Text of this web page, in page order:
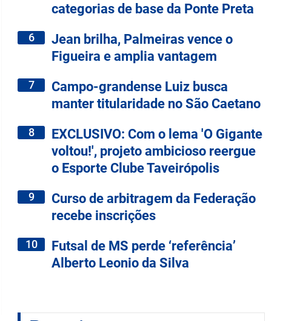
categorias de base da Ponte Preta
6
Jean brilha, Palmeiras vence o
Figueira e amplia vantagem
7
Campo-grandense Luiz busca
manter titularidade no São Caetano
8
EXCLUSIVO: Com o lema 'O Gigante
voltou!', projeto ambicioso reergue
o Esporte Clube Taveirópolis
9
Curso de arbitragem da Federação
recebe inscrições
10
Futsal de MS perde ‘referência’
Alberto Leonio da Silva